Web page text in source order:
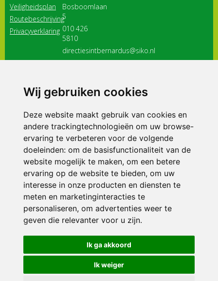
Wij gebruiken cookies
Deze website maakt gebruik van cookies en
andere trackingtechnologieën om uw browse-
ervaring te verbeteren voor de volgende
doeleinden: om de basisfunctionaliteit van de
website mogelijk te maken, om een betere
ervaring op de website te bieden, om uw
interesse in onze producten en diensten te
meten en marketinginteracties te
personaliseren, om advertenties weer te
geven die relevanter voor u zijn.
Ik ga akkoord
Ik weiger
Veiligheidsplan
Routebeschrijving
Privacyverklaring
Bosboomlaan
5
010 426
5810
directiesintbernardus@siko.nl
3116 JB
ONDERDEEL VAN
© 2026 Sint Bernardus | Alle rechten voorbehouden
Privacy policy|Disclaimer| Klachtenregeling|RSIN en Anbi
voorkeuren
Crealisatie The MindOffice